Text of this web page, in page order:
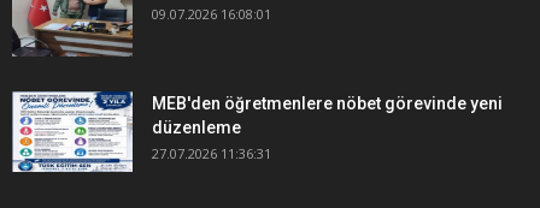
09.07.2026 16:08:01
MEB'den öğretmenlere nöbet görevinde yeni
düzenleme
27.07.2026 11:36:31